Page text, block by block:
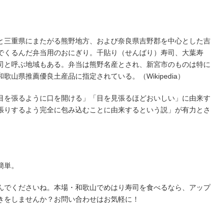
重県にまたがる熊野地方、および奈良県吉野郡を中心とした吉
くるんだ弁当用のおにぎり。千貼り（せんばり）寿司、大葉寿
呼ぶ地域もある。弁当は熊野名産とされ、新宮市のものは特に
山県推薦優良土産品に指定されている。（Wikipedia）
張るように口を開ける」「目を見張るほどおいしい」に由来す
するよう完全に包み込むことに由来するという説」が有力とさ
。
くださいね。本場・和歌山でめはり寿司を食べるなら、アップ
しませんか？お問い合わせはお気軽に！